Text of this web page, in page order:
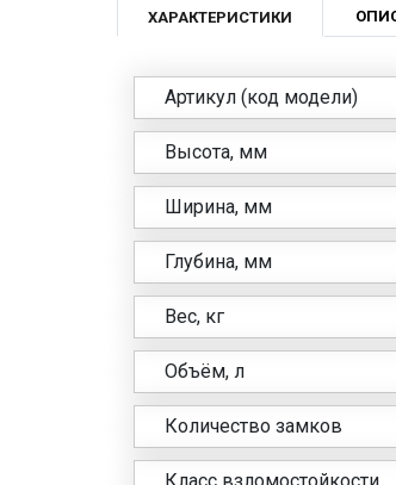
ХАРАКТЕРИСТИКИ
Артикул (код модели)
Высота, мм
Ширина, мм
Глубина, мм
Вес, кг
Объём, л
Количество замков
Класс взломостойкости